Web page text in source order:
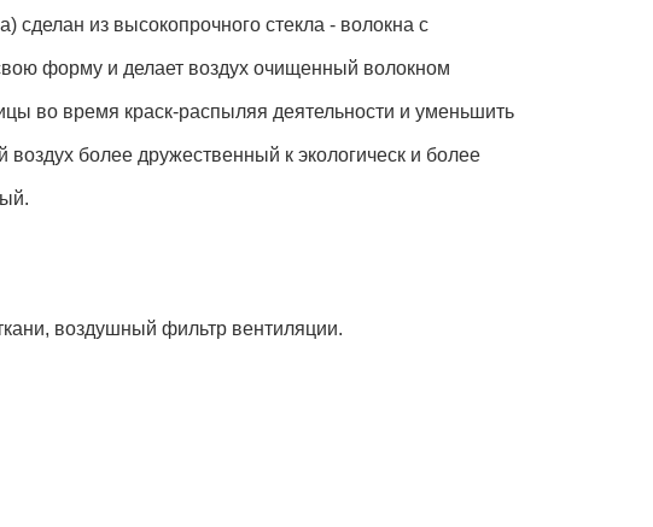
сделан из высокопрочного стекла - волокна с
форму и делает воздух очищенный волокном
во время краск-распыляя деятельности и уменьшить
более дружественный к экологическ и более
воздушный фильтр вентиляции.